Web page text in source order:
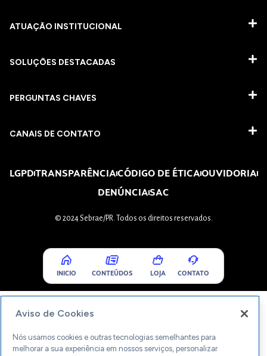
ATUAÇÃO INSTITUCIONAL
SOLUÇÕES DESTACADAS
PERGUNTAS CHAVES​
CANAIS DE CONTATO
LGPDTRANSPARÊNCIACÓDIGO DE ÉTICAOUVIDORIA
DENÚNCIASAC
© 2024 Sebrae/PR. Todos os direitos reservados.
INICIO CONTEÚDOS LOJA CONTATO
Aviso de Cookies
Nós usamos cookies e outras tecnologias semelhantes para
melhorar a sua experiência em nossos serviços, personalizar